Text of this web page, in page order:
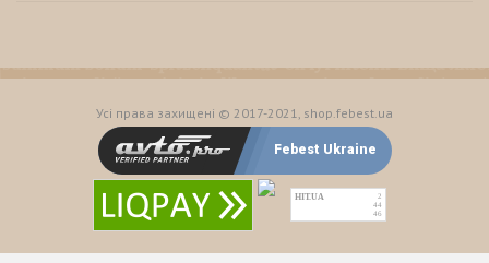
Усі права захищені © 2017-2021, shop.febest.ua
Febest Ukraine
HIT.UA
2
44
46